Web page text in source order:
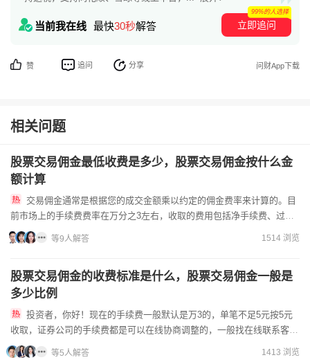
当前我在线 最快30秒解答 立即追问
99%的人选择
赞 追问 分享 问财App下载
相关问题
股票交易佣金最低收费是多少，股票交易佣金按什么金
额计算
前市场上的手续费费率在万分之3左右，收取的费用包括净手续费、过户
费以及规费等，想要申请低佣金一定要提前联系客户经理办理，找客...
等9人解答 1514 浏览
股票交易佣金的收费标准是什么，股票交易佣金一般是
多少比例
收取，证券公司的手续费都是可以在线协商调整的，一般找在线联系客户
经理申请办理低佣金账户开户，这样开出的佣金费率会比较低。现...
等5人解答 1413 浏览